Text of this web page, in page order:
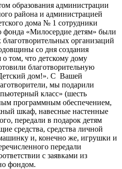
образования администрации
района и администрацией
дома № 1 сотрудники
фонда «Милосердие детям» были
организаций
со дня создания
о том, что детскому дому
благотворительную
дом!». С Вашей
мы подарили
класс» (шесть
программным обеспечением,
шкаф, навесные настенные
передали в подарок детям
средства, средства личной
и, конечно же, игрушки и
передали
с заявками из
фондом.